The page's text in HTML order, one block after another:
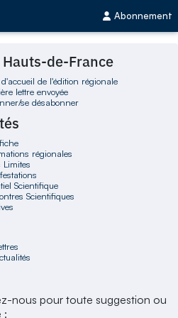
Abonnement
de-France
d'accueil de l'édition régionale
lettre envoyée
se désabonner
régionales
Limites
Scientifique
Scientifiques
nous pour toute suggestion ou
: